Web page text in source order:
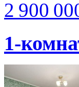
2 900
1-